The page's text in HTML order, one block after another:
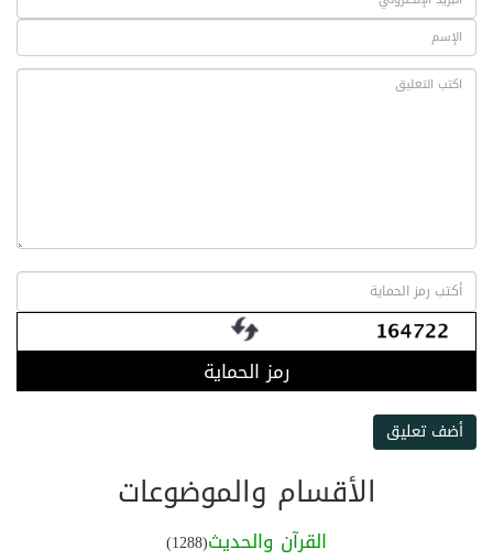
رمز الحماية
أضف تعليق
الأقسام والموضوعات
القرآن والحديث(1288)